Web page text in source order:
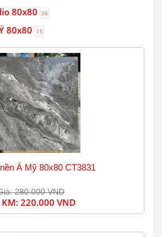
80x80 36
80x80 15
Á Mỹ 80x80 CT3831
280.000 VND
220.000 VND